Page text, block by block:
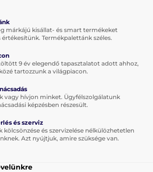
márkájú kisállat- és smart termékeket
Termékpalettánk széles.
9 év elegendő tapasztalatot adott ahhoz,
tartozzunk a világpiacon.
vagy hívjon minket. Ügyfélszolgálatunk
képzésben részesült.
és szerviz
kölcsönzése és szervizelése nélkülözhetetlen
Azt nyújtjuk, amire szüksége van.